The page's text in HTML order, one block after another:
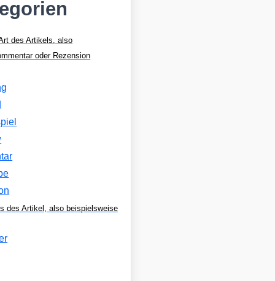
des Artikels, also
oder Rezension
des Artikel, also beispielsweise